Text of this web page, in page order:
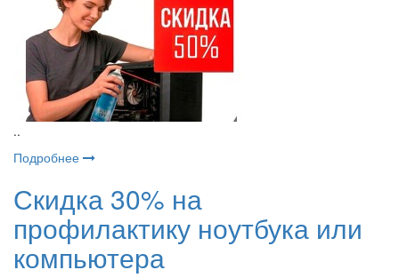
..
Подробнее
Скидка 30% на
профилактику ноутбука или
компьютера